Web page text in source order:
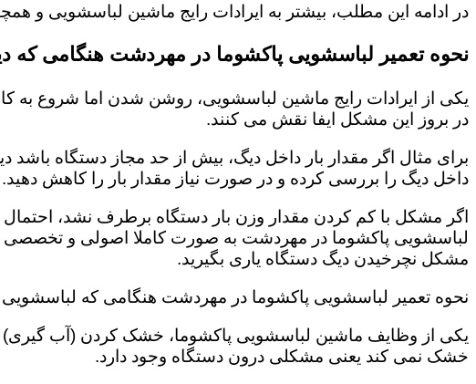
در ادامه این مطلب، بیشتر به ایرادات رایج ماشین لباسشویی و
نحوه تعمیر لباسشویی پاکشوما در مهردشت هنگامی
یکی از ایرادات رایج ماشین لباسشویی، روشن شدن اما شروع به
در بروز این مشکل ایفا نقش می کنند.
برای مثال اگر مقدار بار داخل دیگ، بیش از حد مجاز دستگاه
داخل دیگ را بررسی کرده و در صورت نیاز مقدار بار را کاهش دهید‌.
اگر مشکل با کم کردن مقدار وزن بار دستگاه برطرف نشد،
لباسشویی پاکشوما در مهردشت به صورت کاملا اصولی و تخصصی
مشکل نچرخیدن دیگ دستگاه یاری بگیرید.
نحوه تعمیر لباسشویی پاکشوما در مهردشت هنگامی که
یکی از وظایف ماشین لباسشویی پاکشوما، خشک کردن (آب
خشک نمی کند یعنی مشکلی درون دستگاه وجود دارد.